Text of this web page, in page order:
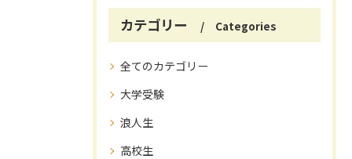
カテゴリー Categories
全てのカテゴリー
大学受験
浪人生
高校生